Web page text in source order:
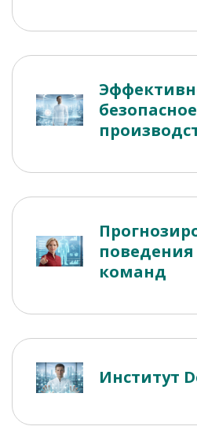
безопасное
команд
Институт